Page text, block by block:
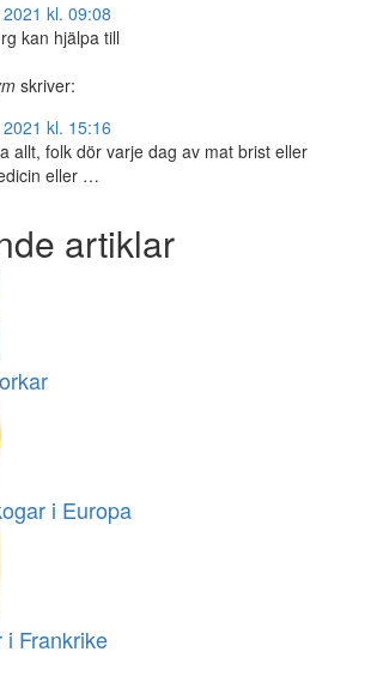
kl. 09:08
kan hjälpa till
skriver:
kl. 15:16
allt, folk dör varje dag av mat brist eller
eller …
artiklar
i Europa
i Frankrike